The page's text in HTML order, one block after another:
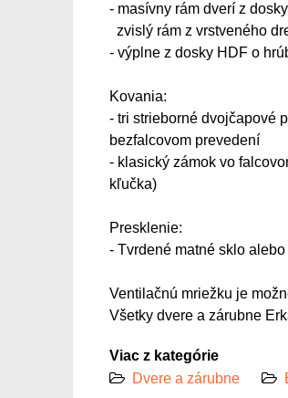
- masívny rám dverí z
zvislý rám z vrstveného
- výplne z dosky HDF o
Kovania:
- tri strieborné dvojčapové
bezfalcovom prevedení
- klasický zámok vo
kľučka)
Presklenie:
- Tvrdené matné sklo
Ventilačnú mriežku je
Všetky dvere a zárubne
Viac z kategórie
Dvere a zárubne